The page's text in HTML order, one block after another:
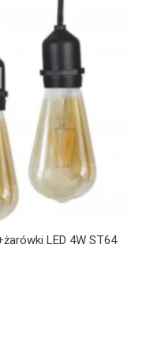
LED 4W ST64